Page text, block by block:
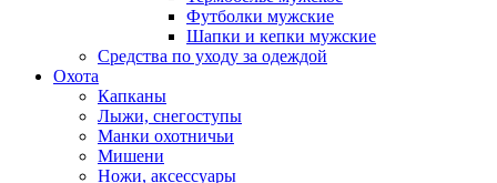
Футболки мужские
Шапки и кепки мужские
Средства по уходу за одеждой
Охота
Капканы
Лыжи, снегоступы
Манки охотничьи
Мишени
Ножи, аксессуары